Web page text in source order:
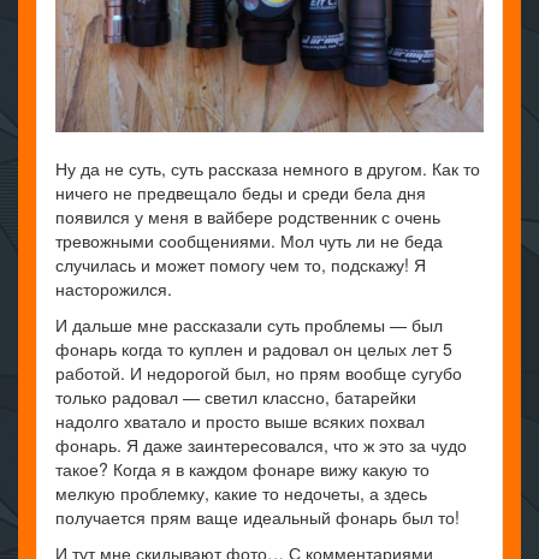
Ну да не суть, суть рассказа немного в другом. Как то
ничего не предвещало беды и среди бела дня
появился у меня в вайбере родственник с очень
тревожными сообщениями. Мол чуть ли не беда
случилась и может помогу чем то, подскажу! Я
насторожился.
И дальше мне рассказали суть проблемы — был
фонарь когда то куплен и радовал он целых лет 5
работой. И недорогой был, но прям вообще сугубо
только радовал — светил классно, батарейки
надолго хватало и просто выше всяких похвал
фонарь. Я даже заинтересовался, что ж это за чудо
такое? Когда я в каждом фонаре вижу какую то
мелкую проблемку, какие то недочеты, а здесь
получается прям ваще идеальный фонарь был то!
И тут мне скидывают фото… С комментариями